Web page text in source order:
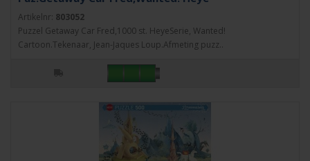
Artikelnr: 803052
Puzzel Getaway Car Fred,1000 st. HeyeSerie, Wanted!
Cartoon.Tekenaar, Jean-Jaques Loup.Afmeting puzz..